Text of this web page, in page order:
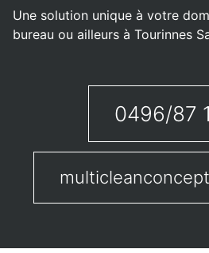
Une solution unique à votre
bureau ou ailleurs à Tourinnes
0496/87